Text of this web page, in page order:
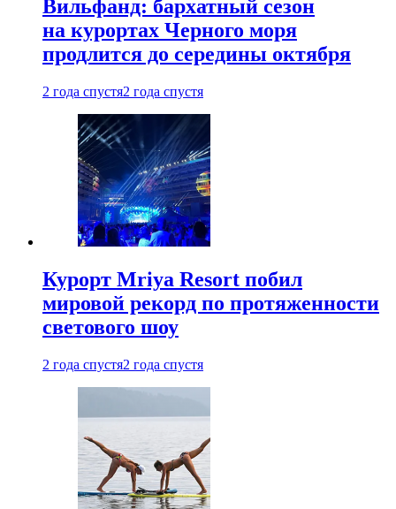
Вильфанд: бархатный сезон
на курортах Черного моря
продлится до середины октября
2 года спустя2 года спустя
Курорт Mriya Resort побил
мировой рекорд по протяженности
светового шоу
2 года спустя2 года спустя